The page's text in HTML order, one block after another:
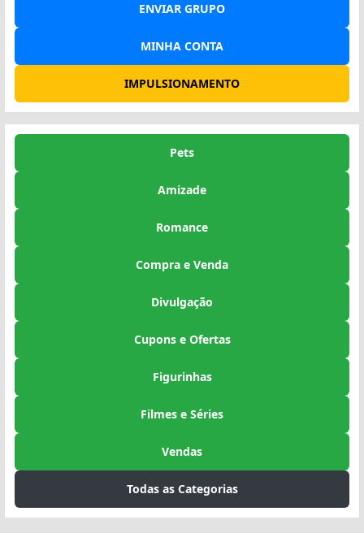
ENVIAR GRUPO
MINHA CONTA
IMPULSIONAMENTO
Pets
Amizade
Romance
Compra e Venda
Divulgação
Cupons e Ofertas
Figurinhas
Filmes e Séries
Vendas
Todas as Categorias